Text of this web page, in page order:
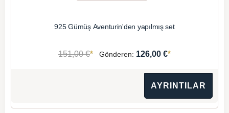
925 Gümüş Aventurin'den yapılmış set
151,00 €* Gönderen: 126,00 €*
AYRINTILAR